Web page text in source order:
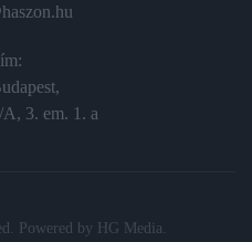
3. em. 1. a
Powered by HG Media